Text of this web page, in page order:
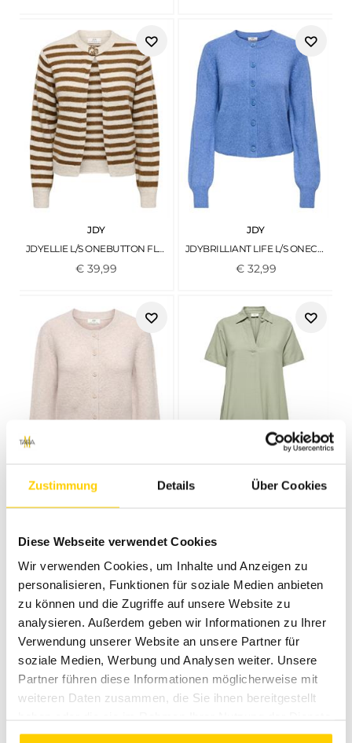
Zustimmung Details Über Cookies
Diese Webseite verwendet Cookies
Wir verwenden Cookies, um Inhalte und Anzeigen zu
personalisieren, Funktionen für soziale Medien anbieten
zu können und die Zugriffe auf unsere Website zu
analysieren. Außerdem geben wir Informationen zu Ihrer
Verwendung unserer Website an unsere Partner für
soziale Medien, Werbung und Analysen weiter. Unsere
Partner führen diese Informationen möglicherweise mit
weiteren Daten zusammen, die Sie ihnen bereitgestellt
gesammelt haben.
JDY
JDYELLIE L/S ONEBUTTON FLOWER CARDI KNT SANDSHELL2
€ 39,99
JDY
JDYBRILLIANT LIFE L/S ONECK CARDIGAN KNT EBB AND FLOW
€ 32,99
JDY
€32,99